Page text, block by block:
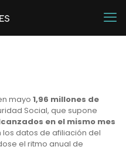
mayo1,96 millones de
Social, que supone
en el mismo mes
los datos de afiliación del
el ritmo anual de